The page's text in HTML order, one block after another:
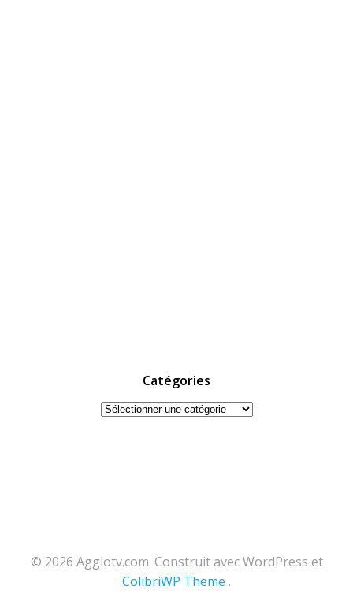
Catégories
Catégories
© 2026 Agglotv.com. Construit avec WordPress et
ColibriWP Theme .